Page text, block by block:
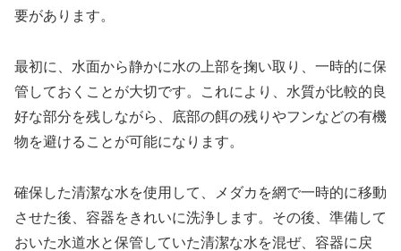
要があります。
最初に、水面から静かに水の上部を掬い取り、一時的に保
管しておくことが大切です。これにより、水質が比較的良
好な部分を残しながら、底部の餌の残りやフンなどの有機
物を避けることが可能になります。
確保した清潔な水を使用して、メダカを網で一時的に移動
させた後、容器をきれいに洗浄します。その後、準備して
おいた水道水と保管していた清潔な水を混ぜ、容器に戻